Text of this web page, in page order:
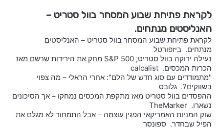
לקראת פתיחת שבוע המסחר בוול סטריט –
האנליסטים מנתחים.
לקראת פתיחת שבוע המסחר בוול סטריט – האנליסטים
מנתחים. ביזפורטל
נעילה ירוקה בוול סטריט; S&P 500 מחק את הירידות שרשם מאז
הכרזת המכסים. calcalist
"מתמודדים עם סוג חדש של הלם": אחרי הראלי – מה צפוי
בשווקים?. גלובס
ההפסדים בוול סטריט מאז מתקפת המכסים נמחקו – אך הסיכונים
נשארו. TheMarker
שוק המניות האמריקאי הפגין עוצמה – אבל התמחור לא מגלם את
הפיל שבחדר. ספונסר